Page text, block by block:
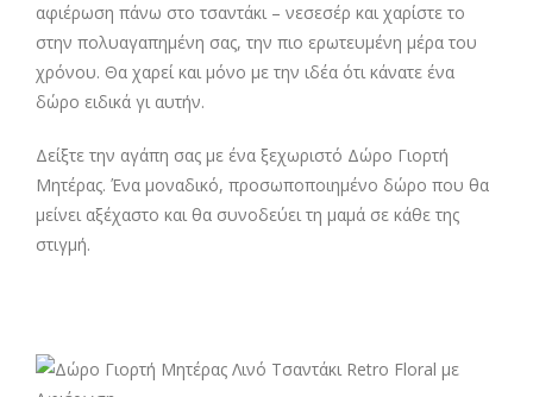
αφιέρωση πάνω στο τσαντάκι – νεσεσέρ και χαρίστε το
στην πολυαγαπημένη σας, την πιο ερωτευμένη μέρα του
χρόνου. Θα χαρεί και μόνο με την ιδέα ότι κάνατε ένα
δώρο ειδικά γι αυτήν.
Δείξτε την αγάπη σας με ένα ξεχωριστό Δώρο Γιορτή
Μητέρας. Ένα μοναδικό, προσωποποιημένο δώρο που θα
μείνει αξέχαστο και θα συνοδεύει τη μαμά σε κάθε της
στιγμή.